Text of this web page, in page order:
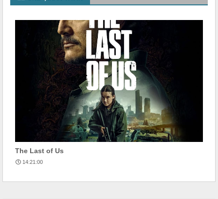
The Last of Us
14:21:00